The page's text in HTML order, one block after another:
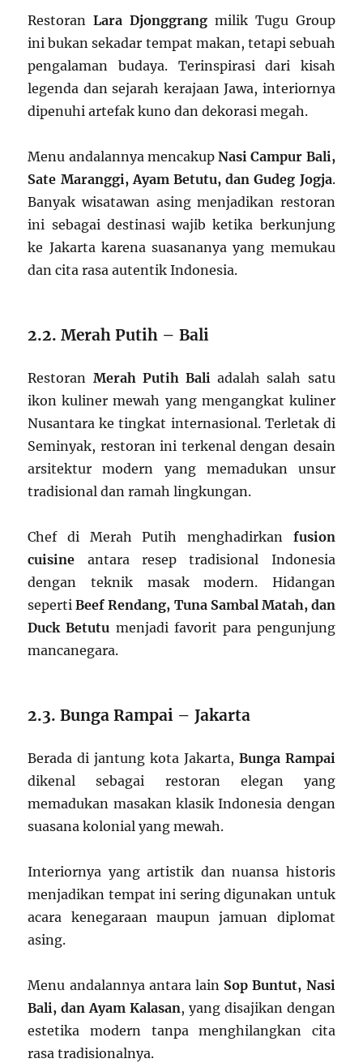
RestoranLara Djonggrang milik Tugu Group
ini bukan sekadar tempat makan, tetapi sebuah
pengalaman budaya. Terinspirasi dari kisah
legenda dan sejarah kerajaan Jawa, interiornya
dipenuhi artefak kuno dan dekorasi megah.
Menu andalannya mencakupNasi Campur Bali,
Sate Maranggi, Ayam Betutu, dan Gudeg Jogja.
Banyak wisatawan asing menjadikan restoran
ini sebagai destinasi wajib ketika berkunjung
ke Jakarta karena suasananya yang memukau
dan cita rasa autentik Indonesia.
2.2. Merah Putih – Bali
Restoran Merah Putih Bali adalah salah satu
ikon kuliner mewah yang mengangkat kuliner
Nusantara ke tingkat internasional. Terletak di
Seminyak, restoran ini terkenal dengan desain
arsitektur modern yang memadukan unsur
tradisional dan ramah lingkungan.
Chef di Merah Putih menghadirkan fusion
cuisine antara resep tradisional Indonesia
dengan teknik masak modern. Hidangan
sepertiBeef Rendang, Tuna Sambal Matah, dan
Duck Betutu menjadi favorit para pengunjung
mancanegara.
2.3. Bunga Rampai – Jakarta
Berada di jantung kota Jakarta, Bunga Rampai
dikenal sebagai restoran elegan yang
memadukan masakan klasik Indonesia dengan
suasana kolonial yang mewah.
Interiornya yang artistik dan nuansa historis
menjadikan tempat ini sering digunakan untuk
acara kenegaraan maupun jamuan diplomat
asing.
Menu andalannya antara lain Sop Buntut, Nasi
Bali, dan Ayam Kalasan, yang disajikan dengan
estetika modern tanpa menghilangkan cita
rasa tradisionalnya.